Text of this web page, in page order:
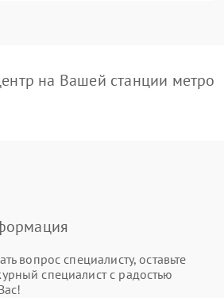
на Вашей станции метро
вопрос специалисту, оставьте
специалист с радостью